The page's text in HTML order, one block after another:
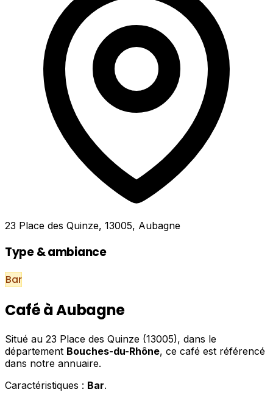
23 Place des Quinze, 13005, Aubagne
Type & ambiance
Bar
Café à Aubagne
Situé au 23 Place des Quinze (13005), dans le
département Bouches-du-Rhône, ce café est référencé
dans notre annuaire.
Caractéristiques : Bar.